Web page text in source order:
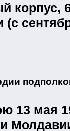
корпус,
(с
13 мая